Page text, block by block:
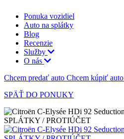
Ponuka vozidiel
Auto na splátky
Blog
Recenzie
Služby
O nás
Chcem predať auto Chcem kúpiť auto
SPÄŤ DO PONUKY